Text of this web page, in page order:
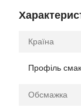
Країна
Профіль
Обсмажка